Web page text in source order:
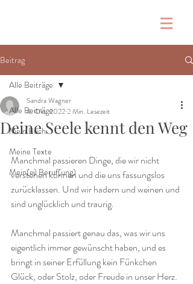
Beitrag
Alle Beiträge
Mein Buch
Meine Texte
Mein(e) Beruf(ung)
Alle Beiträge
Deine Seele kennt den Weg
Sandra Wagner
4. Okt. 20222 Min. Lesezeit
Manchmal passieren Dinge, die wir nicht
verstehen können und die uns fassungslos
zurücklassen. Und wir hadern und weinen und
sind unglücklich und traurig.
Manchmal passiert genau das, was wir uns
eigentlich immer gewünscht haben, und es
bringt in seiner Erfüllung kein Fünkchen
Glück, oder Stolz, oder Freude in unser Herz.